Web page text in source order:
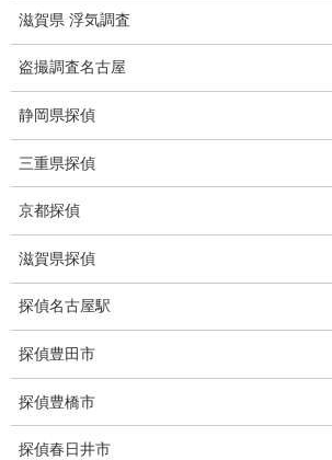
所在調査
身元調査
人探し
失踪・家出調査
所在確認調査
調査料金
浮気調査特別プラン
ストーカー関連調査料金
所在調査 家出調査料金
猫の捜索調査料金
滋賀県 浮気調査
盗撮調査名古屋
静岡県探偵
三重県探偵
京都探偵
滋賀県探偵
探偵名古屋駅
探偵豊田市
探偵豊橋市
探偵春日井市